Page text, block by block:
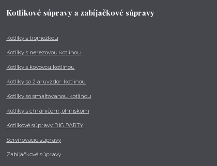
Kotlíkové súpravy a zabíjačkové súpravy
Kotlíky s trojnožkou
Kotlíky s nerezovou kotlinou
Kotlíky s kovovou kotlinou
Kotlíky so žiaruvzdor. kotlinou
Kotlíky so smaltovanou kotlinou
Kotlíky s chráničom, ohniskom
Kotlíkové súpravy BIG PARTY
Servírovacie súpravy
Zabíjačkové súpravy